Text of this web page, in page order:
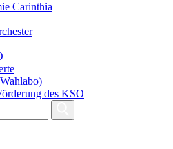
Carinthia
des KSO